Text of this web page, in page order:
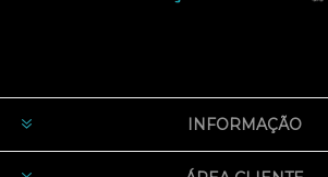
INFORMAÇÃO